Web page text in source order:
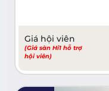
Giá hội viên
(Giá sàn Hi1 hỗ trợ
hội viên)